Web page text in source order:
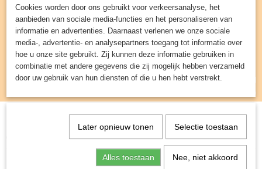
Inloggen Registreren
UW WINKELWAGEN
(0)
Miniature Gaming>Synthetic Drybrush
Cookies worden door ons gebruikt voor verkeersanalyse, het
aanbieden van sociale media-functies en het personaliseren van
informatie en advertenties. Daarnaast verlenen we onze sociale
media-, advertentie- en analysepartners toegang tot informatie over
hoe u onze site gebruikt. Zij kunnen deze informatie gebruiken in
combinatie met andere gegevens die zij mogelijk hebben verzameld
door uw gebruik van hun diensten of die u hen hebt verstrekt.
Later opnieuw tonen Selectie toestaan
Alles toestaan Nee, niet akkoord